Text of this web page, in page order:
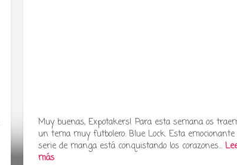
Muy buenas, Expotakers! Para esta semana os
un tema muy futbolero: Blue Lock. Esta emocionante
serie de manga está conquistando los corazones…
más